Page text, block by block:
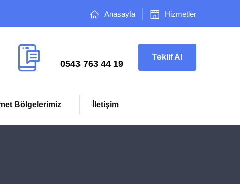
Anasayfa Hizmetler
0543 763 44 19
Teklif Al
Bölgelerimiz İletişim